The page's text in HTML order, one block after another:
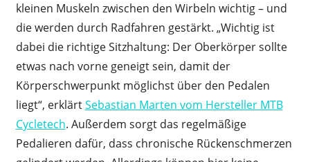
kleinen Muskeln zwischen den Wirbeln wichtig – und
die werden durch Radfahren gestärkt. „Wichtig ist
dabei die richtige Sitzhaltung: Der Oberkörper sollte
etwas nach vorne geneigt sein, damit der
Körperschwerpunkt möglichst über den Pedalen
liegt“, erklärtSebastian Marten vom Hersteller MTB
Cycletech. Außerdem sorgt das regelmäßige
Pedalieren dafür, dass chronische Rückenschmerzen